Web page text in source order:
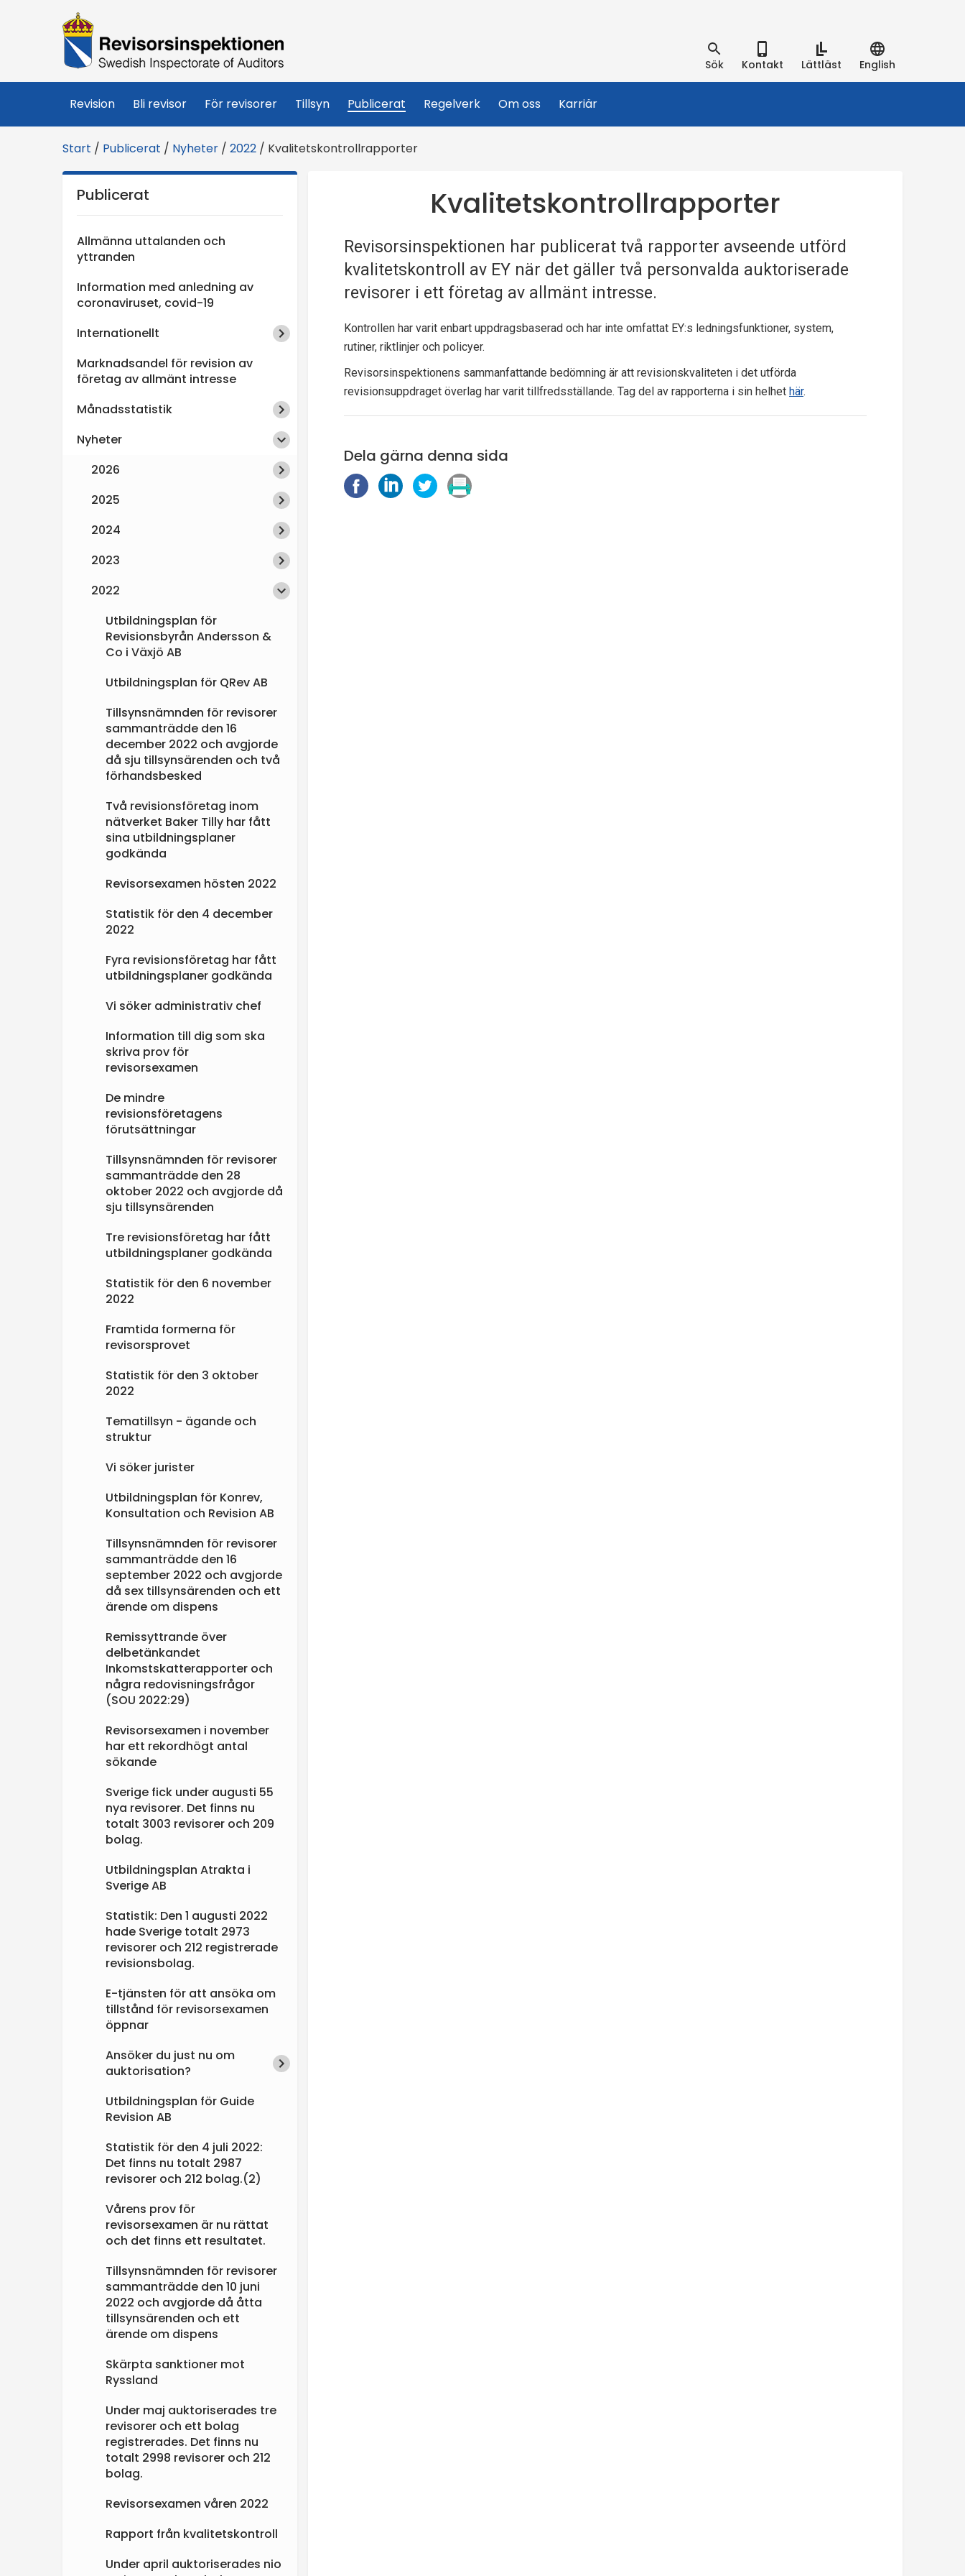
R
e
v
i
s
o
n
p
Sök Kontakt Lättläst English
Revision Bli revisor För revisorer Tillsyn Publicerat Regelverk Om oss Karriär
Start / Publicerat / Nyheter / 2022 / Kvalitetskontrollrapporter
Kvalitetskontrollrapporter
Revisorsinspektionen har publicerat två rapporter avseende utförd
kvalitetskontroll av EY när det gäller två personvalda auktoriserade
revisorer i ett företag av allmänt intresse.
Kontrollen har varit enbart uppdragsbaserad och har inte omfattat EY:s ledningsfunktioner, system,
rutiner, riktlinjer och policyer.
Revisorsinspektionens sammanfattande bedömning är att revisionskvaliteten i det utförda
revisionsuppdraget överlag har varit tillfredsställande. Tag del av rapporterna i sin helhet här.
Dela gärna denna sida
D
D
D
S
Publicerat
Allmänna uttalanden och
yttranden
Information med anledning av
coronaviruset, covid-19
Internationellt
Marknadsandel för revision av
företag av allmänt intresse
Månadsstatistik
Nyheter
2026
2025
2024
2023
2022
Utbildningsplan för
Revisionsbyrån Andersson &
Co i Växjö AB
Utbildningsplan för QRev AB
Tillsynsnämnden för revisorer
sammanträdde den 16
december 2022 och avgjorde
då sju tillsynsärenden och två
förhandsbesked
Två revisionsföretag inom
nätverket Baker Tilly har fått
sina utbildningsplaner
godkända
Revisorsexamen hösten 2022
Statistik för den 4 december
2022
Fyra revisionsföretag har fått
utbildningsplaner godkända
Vi söker administrativ chef
Information till dig som ska
skriva prov för
revisorsexamen
De mindre
revisionsföretagens
förutsättningar
Tillsynsnämnden för revisorer
sammanträdde den 28
oktober 2022 och avgjorde då
sju tillsynsärenden
Tre revisionsföretag har fått
utbildningsplaner godkända
Statistik för den 6 november
2022
Framtida formerna för
revisorsprovet
Statistik för den 3 oktober
2022
Tematillsyn - ägande och
struktur
Vi söker jurister
Utbildningsplan för Konrev,
Konsultation och Revision AB
Tillsynsnämnden för revisorer
sammanträdde den 16
september 2022 och avgjorde
då sex tillsynsärenden och ett
ärende om dispens
Remissyttrande över
delbetänkandet
Inkomstskatterapporter och
några redovisningsfrågor
(SOU 2022:29)
Revisorsexamen i november
har ett rekordhögt antal
sökande
Sverige fick under augusti 55
nya revisorer. Det finns nu
totalt 3003 revisorer och 209
bolag.
Utbildningsplan Atrakta i
Sverige AB
Statistik: Den 1 augusti 2022
hade Sverige totalt 2973
revisorer och 212 registrerade
revisionsbolag.
E-tjänsten för att ansöka om
tillstånd för revisorsexamen
öppnar
Ansöker du just nu om
auktorisation?
Utbildningsplan för Guide
Revision AB
Statistik för den 4 juli 2022:
Det finns nu totalt 2987
revisorer och 212 bolag.(2)
Vårens prov för
revisorsexamen är nu rättat
och det finns ett resultatet.
Tillsynsnämnden för revisorer
sammanträdde den 10 juni
2022 och avgjorde då åtta
tillsynsärenden och ett
ärende om dispens
Skärpta sanktioner mot
Ryssland
Under maj auktoriserades tre
revisorer och ett bolag
registrerades. Det finns nu
totalt 2998 revisorer och 212
bolag.
Revisorsexamen våren 2022
Rapport från kvalitetskontroll
Under april auktoriserades nio